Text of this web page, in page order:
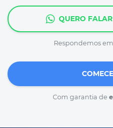
QUERO
Respondemos
Com garantia de